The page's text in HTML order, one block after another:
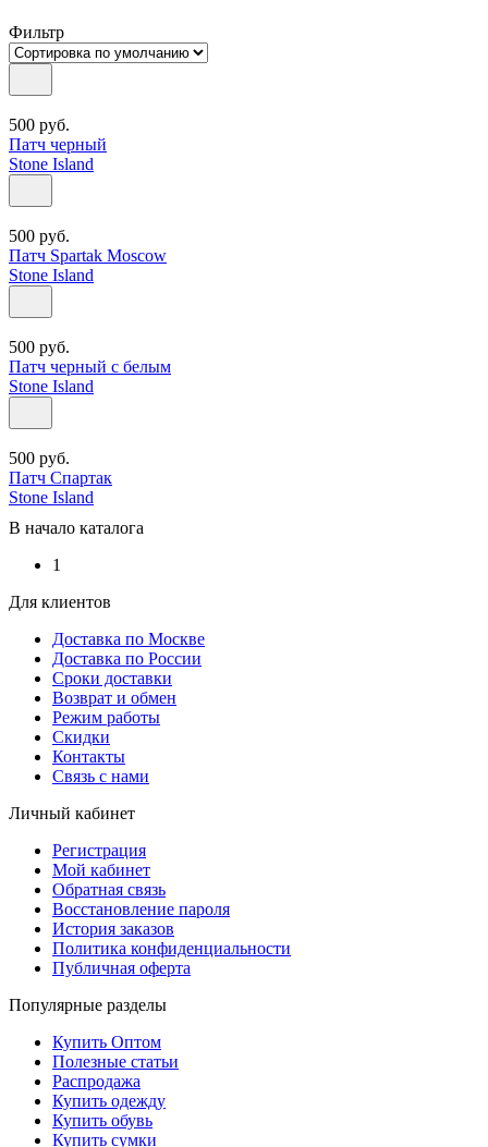
Фильтр
500 руб.
Патч черный
Stone Island
500 руб.
Патч Spartak Moscow
Stone Island
500 руб.
Патч черный с белым
Stone Island
500 руб.
Патч Спартак
Stone Island
В начало каталога
1
Для клиентов
Доставка по Москве
Доставка по России
Сроки доставки
Возврат и обмен
Режим работы
Скидки
Контакты
Связь с нами
Личный кабинет
Регистрация
Мой кабинет
Обратная связь
Восстановление пароля
История заказов
Политика конфиденциальности
Публичная оферта
Популярные разделы
Купить Оптом
Полезные статьи
Распродажа
Купить одежду
Купить обувь
Купить сумки